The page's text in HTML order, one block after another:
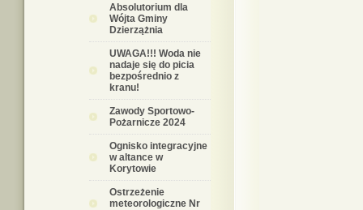
Absolutorium dla
Wójta Gminy
Dzierzążnia
UWAGA!!! Woda nie
nadaje się do picia
bezpośrednio z
kranu!
Zawody Sportowo-
Pożarnicze 2024
Ognisko integracyjne
w altance w
Korytowie
Ostrzeżenie
meteorologiczne Nr